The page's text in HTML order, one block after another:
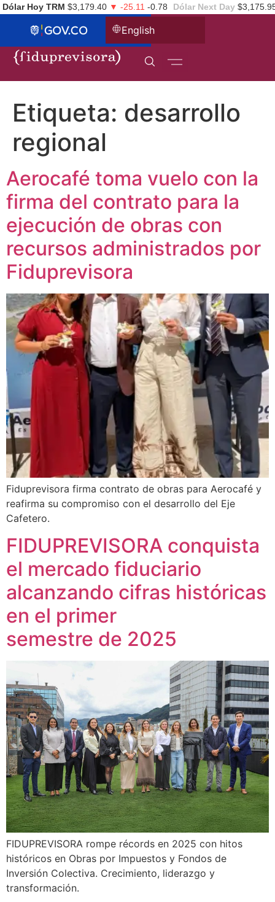
Dólar Hoy TRM $3,179.40 ▼ -25.11 -0.78 Dólar Next Day
English
Etiqueta: desarrollo
regional
Aerocafé toma vuelo con la
firma del contrato para la
ejecución de obras con
recursos administrados por
Fiduprevisora
Fiduprevisora firma contrato de obras para Aerocafé y
reafirma su compromiso con el desarrollo del Eje
Cafetero.
FIDUPREVISORA conquista
el mercado fiduciario
alcanzando cifras históricas
en el primer
semestre de 2025
FIDUPREVISORA rompe récords en 2025 con hitos
históricos en Obras por Impuestos y Fondos de
Inversión Colectiva. Crecimiento, liderazgo y
transformación.